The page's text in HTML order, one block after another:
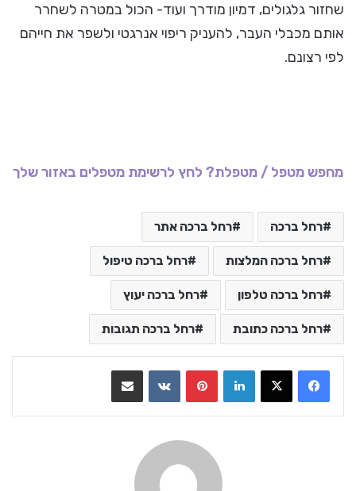
שחזור גלגולים, דמיון מודרך ועוד- הכול במטרה לשחרר
אותם מכבלי העבר, להעניק ריפוי אנרגטי ולשפר את חייהם
לפי רצונם.
מחפש מטפל / מטפלת? לחץ לרשימת מטפלים באזור שלך
רחל ברכה רחל ברכה אתר
רחל ברכה המלצות רחל ברכה טיפול
רחל ברכה טלפון רחל ברכה יעוץ
רחל ברכה כתובת רחל ברכה תגובות
LinkedIn
VKontakte